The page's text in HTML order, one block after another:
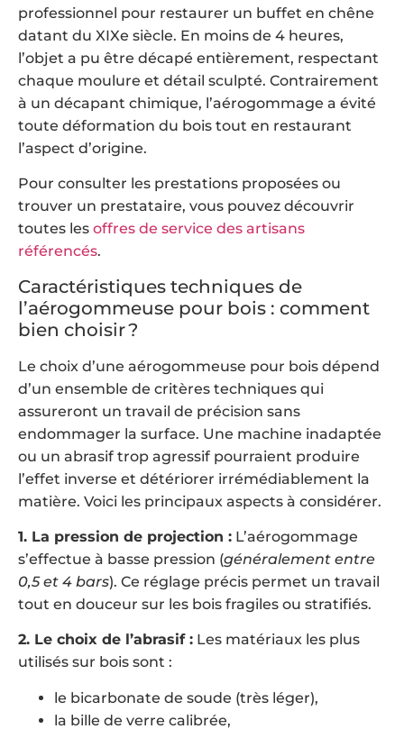
professionnel pour restaurer un buffet en chêne
datant du XIXe siècle. En moins de 4 heures,
l’objet a pu être décapé entièrement, respectant
chaque moulure et détail sculpté. Contrairement
à un décapant chimique, l’aérogommage a évité
toute déformation du bois tout en restaurant
l’aspect d’origine.
Pour consulter les prestations proposées ou
trouver un prestataire, vous pouvez découvrir
toutes les offres de service des artisans
référencés.
Caractéristiques techniques de
l’aérogommeuse pour bois : comment
bien choisir ?
Le choix d’une aérogommeuse pour bois dépend
d’un ensemble de critères techniques qui
assureront un travail de précision sans
endommager la surface. Une machine inadaptée
ou un abrasif trop agressif pourraient produire
l’effet inverse et détériorer irrémédiablement la
matière. Voici les principaux aspects à considérer.
1. La pression de projection : L’aérogommage
s’effectue à basse pression (généralement entre
0,5 et 4 bars). Ce réglage précis permet un travail
tout en douceur sur les bois fragiles ou stratifiés.
2. Le choix de l’abrasif : Les matériaux les plus
utilisés sur bois sont :
le bicarbonate de soude (très léger),
la bille de verre calibrée,